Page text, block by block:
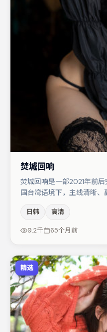
焚城回响
焚城回响是一部2021年前
国台湾语境下，主线清晰、
与河正宇的对手戏构成全
推动谜题层层揭开。整体
日韩 高清
9.2千 65个月前
精选